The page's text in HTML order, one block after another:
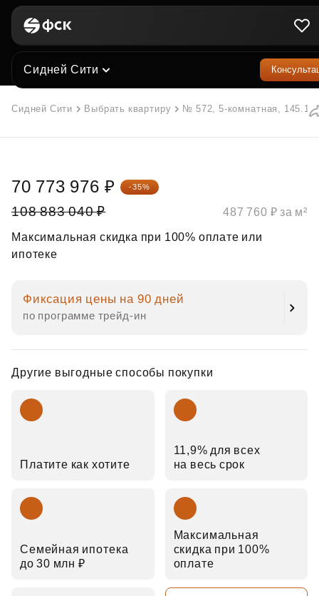
Сидней Сити
Сидней Сити Выбрать квартиру № 572, 5-комнатная, 145.1
108 883 040 ₽
70 773 976 ₽ -35%
Максимальная скидка при 100% оплате или
ипотеке
Фиксация цены на 90 дней
по программе трейд‑ин
Другие выгодные способы покупки
Платите как хотите
11,9% для всех
на весь срок
Семейная ипотека
до 30 млн ₽
Максимальная
скидка при 100%
оплате
487 760 ₽ за м²